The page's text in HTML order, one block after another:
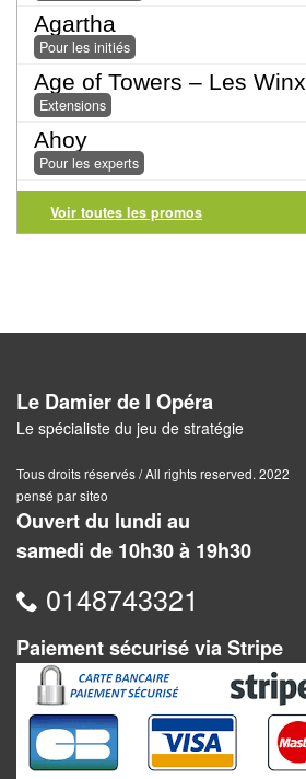
Pour
les
initiés
Pour
les
experts
En
Ambiance
Coopératif
Gestion
Escape
Game
Enquête
Jeux
évolutifs
Agartha
Pour les initiés
Age of Towers – Les Winx
Extensions
Ahoy
Pour les experts
Voir toutes les promos
Le Damier de l Opéra
Le spécialiste du jeu de stratégie
Tous droits réservés / All rights reserved. 2022
pensé par siteo
Ouvert du lundi au
samedi de 10h30 à 19h30
0148743321
Paiement sécurisé via Stripe